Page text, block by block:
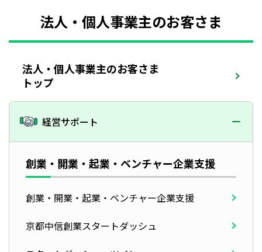
法人・個人事業主のお客さま
法人・個人事業主のお客さま
トップ
経営サポート
創業・開業・起業・ ベンチャー企業支援
創業・開業・起業・ベンチャー企業支援
京都中信創業スタートダッシュ